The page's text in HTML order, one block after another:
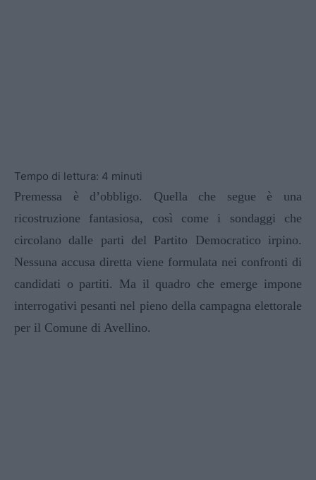
Tempo di lettura: 4 minuti
Premessa è d’obbligo. Quella che segue è una
ricostruzione fantasiosa, così come i sondaggi che
circolano dalle parti del Partito Democratico irpino.
Nessuna accusa diretta viene formulata nei confronti di
candidati o partiti. Ma il quadro che emerge impone
interrogativi pesanti nel pieno della campagna elettorale
per il Comune di Avellino.